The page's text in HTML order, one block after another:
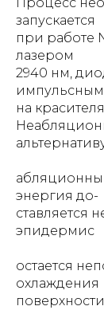
запускается
при работе
лазером
2940 нм,
на
энергия до-
ставляется
эпидермис
остается
охлаждения